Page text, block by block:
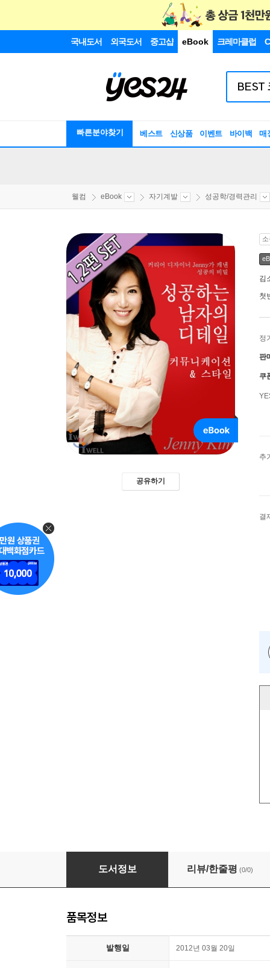
국내도서 외국도서 중고샵 eBook 크레마클럽
빠른분야찾기 베스트 신상품 이벤트 바이백 매
웰컴 eBook 자기계발 성공학/경력관리
공유하기
김
첫
정
판
쿠
추
결
성공하는 남자의 디테일 (1,2편 set)
도서정보 리뷰/한줄평 (0/0)
품목정보
발행일 2012년 03월 20일